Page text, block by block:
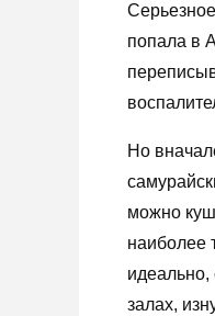
попала в
Но
можно
наиболее
идеально,
залах,